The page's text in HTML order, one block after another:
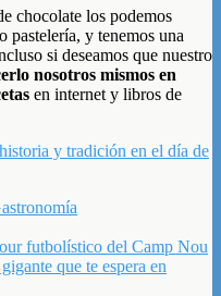
chocolate los podemos
pastelería, y tenemos una
si deseamos que nuestro
nosotros mismos en
en internet y libros de
y tradición en el día de
futbolístico del Camp Nou
que te espera en